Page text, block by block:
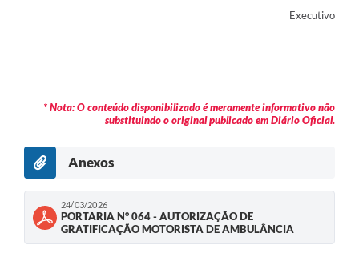
Executivo
* Nota: O conteúdo disponibilizado é meramente informativo não
substituindo o original publicado em Diário Oficial.
Anexos
24/03/2026
PORTARIA N° 064 - AUTORIZAÇÃO DE
GRATIFICAÇÃO MOTORISTA DE AMBULÂNCIA